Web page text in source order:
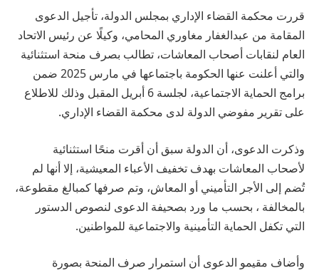
قررت محكمة القضاء الإداري بمجلس الدولة، تأجيل الدعوى
المقامة من عبدالغفار مغاوري المحامي، وكيلًا عن رئيس الاتحاد
العام لنقابات أصحاب المعاشات، تطالب بصرف منحة استثنائية
والتي أعلنت عنها الحكومة باجتماعها في مارس 2025 ضمن
برامج الحماية الاجتماعية، لجلسة 6 أبريل المقبل وذلك للاطلاع
على تقرير مفوضي الدولة لدى محكمة القضاء الإداري.
وذكرت الدعوى، أن الدولة سبق أن أقرت منحًا استثنائية
لأصحاب المعاشات بهدف تخفيف الأعباء المعيشية، إلا أنها لم
تُضم إلى الأجر التأميني أو المعاش، وتم صرفها كمبالغ مقطوعة،
بالمخالفة ، بحسب ما ورد بصحيفة الدعوى لنصوص الدستور
التي تكفل الحماية التأمينية والاجتماعية للمواطنين.
وأضاف مقيمو الدعوى أن استمرار صرف المنحة بصورة